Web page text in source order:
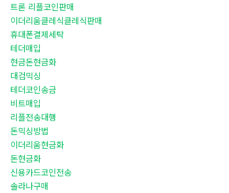
트론 리플코인판매
이더리움클레식클레식판매
휴대폰결제세탁
테더매입
현금돈현금화
대검믹싱
테더코인송금
비트매입
리플전송대행
돈믹싱방법
이더리움현금화
돈현금화
신용카드코인전송
솔라나구매